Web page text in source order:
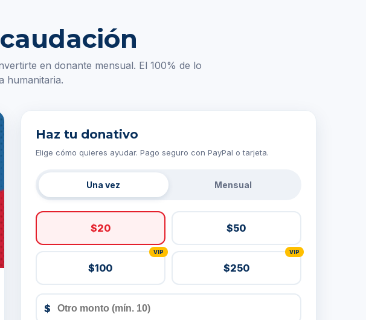
en donante mensual. El 100% de lo
humanitaria.
Haz tu donativo
Elige cómo quieres ayudar. Pago seguro con PayPal o tarjeta.
Una vez Mensual
$20 $50
VIP
$100
VIP
$250
$